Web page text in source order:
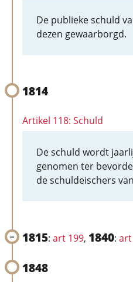
De publieke schuld
dezen gewaarborgd.
1814
Artikel 118: Schuld
De schuld wordt
genomen ter
de schuldeischers
1815: art 199, 1840: art
1848